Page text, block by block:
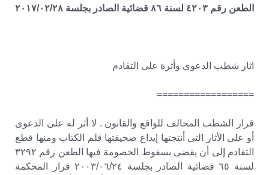
الطعن رقم ٤٢٠٣ لسنة ٨٦ قضائية الصادر بجلسة ٢٠١٧/٠٢/٢٨
اثار شطب الدعوى وأثرة على التقادم
==================
قرار الشطب المخالف للواقع والقانون . لا أثر له على الدعوى
أو على الأثار التى أنتجتها إيداع صحيفتها قلم الكتاب ومنها قطع
التقادم إلى أن يقضى بسقوط الخصومة فيها الطعن رقم ٣٢٩٢
لسنة ٦٥ قضائية الصادر بجلسة ٢٠٠٣/٠٦/٢٤ قرار المحكمة